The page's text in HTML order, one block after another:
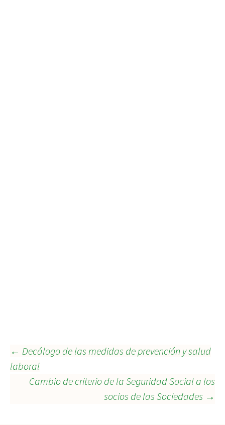
Navegación
← Decálogo de las medidas de prevención y salud
laboral
Cambio de criterio de la Seguridad Social a los
socios de las Sociedades →